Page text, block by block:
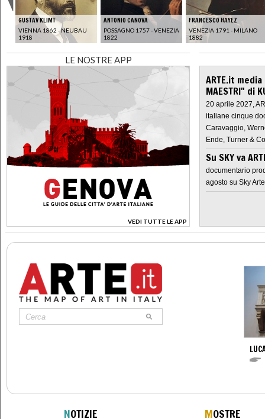
GUSTAV KLIMT
VIENNA 1862 - NEUBAU
1918
ANTONIO CANOVA
POSSAGNO 1757 - VENEZIA
1822
FRANCESCO HAYEZ
VENEZIA 1791 - MILANO
1882
LE NOSTRE APP
VEDI TUTTE LE APP
>
ARTE.it
MAESTRI" di
20 aprile 2027,
italiane cinque
Caravaggio,
Ende, Turner &
Su SKY va
documentario
agosto su Sky Arte
NOTIZIE MOSTRE